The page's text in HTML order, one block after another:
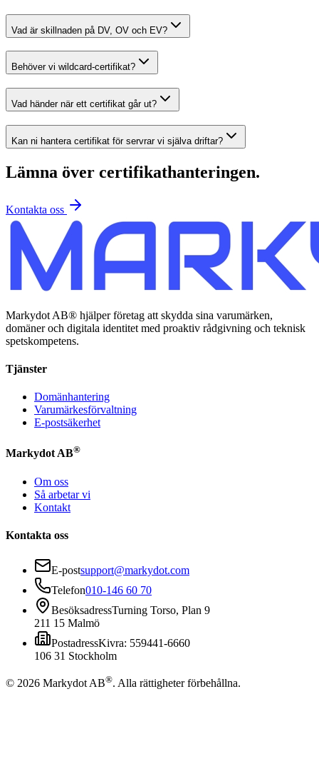
Vad är skillnaden på DV, OV och EV?
Behöver vi wildcard-certifikat?
Vad händer när ett certifikat går ut?
Kan ni hantera certifikat för servrar vi själva driftar?
Lämna över certifikathanteringen.
Kontakta oss
Markydot AB® hjälper företag att skydda sina varumärken,
domäner och digitala identitet med proaktiv rådgivning och teknisk
spetskompetens.
Tjänster
Domänhantering
Varumärkesförvaltning
E-postsäkerhet
Markydot AB®
Om oss
Så arbetar vi
Kontakt
Kontakta oss
E-postsupport@markydot.com
Telefon010-146 60 70
BesöksadressTurning Torso, Plan 9
211 15 Malmö
PostadressKivra: 559441-6660
106 31 Stockholm
© 2026 Markydot AB®. Alla rättigheter förbehållna.